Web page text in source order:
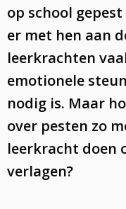
op school
er met hen aan
leerkrachten
emotionele
nodig is. Maar
over pesten zo
leerkracht doen
verlagen?